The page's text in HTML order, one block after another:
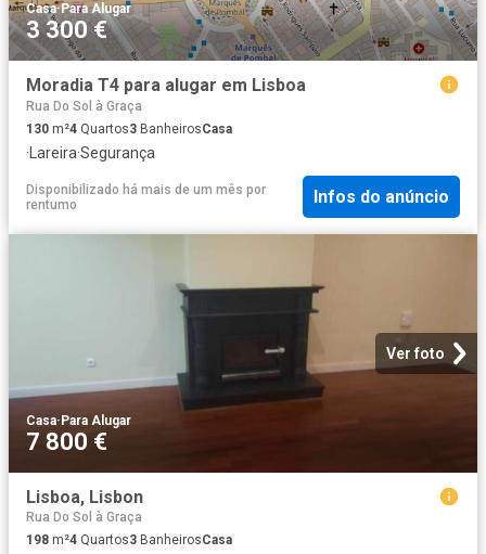
Casa·Para Alugar
3 300 €
Moradia T4 para alugar em Lisboa
Rua Do Sol à Graça
130 m²4 Quartos3 BanheirosCasa
· Lareira·Segurança
Disponibilizado há mais de um mês por
rentumo
Infos do anúncio
Ver foto
Casa·Para Alugar
7 800 €
Lisboa, Lisbon
Rua Do Sol à Graça
198 m²4 Quartos3 BanheirosCasa